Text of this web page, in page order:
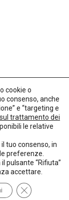
cookie o
consenso, anche
e “targeting e
trattamento dei
le relative
tuo consenso, in
preferenze.
pulsante “Rifiuta”
accettare.
Close GDPR